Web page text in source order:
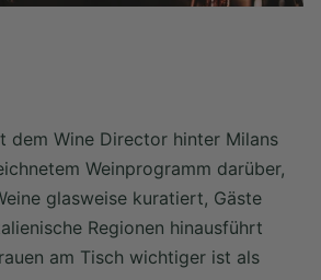
dem Wine Director hinter Milans
Weinprogramm darüber,
glasweise kuratiert, Gäste
Regionen hinausführt
am Tisch wichtiger ist als